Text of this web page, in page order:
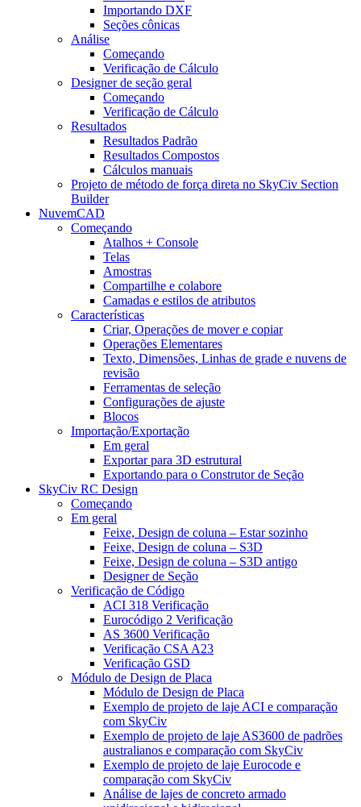
Importando DXF
Seções cônicas
Análise
Começando
Verificação de Cálculo
Designer de seção geral
Começando
Verificação de Cálculo
Resultados
Resultados Padrão
Resultados Compostos
Cálculos manuais
Projeto de método de força direta no SkyCiv Section
Builder
NuvemCAD
Começando
Atalhos + Console
Telas
Amostras
Compartilhe e colabore
Camadas e estilos de atributos
Características
Criar, Operações de mover e copiar
Operações Elementares
Texto, Dimensões, Linhas de grade e nuvens de
revisão
Ferramentas de seleção
Configurações de ajuste
Blocos
Importação/Exportação
Em geral
Exportar para 3D estrutural
Exportando para o Construtor de Seção
SkyCiv RC Design
Começando
Em geral
Feixe, Design de coluna – Estar sozinho
Feixe, Design de coluna – S3D
Feixe, Design de coluna – S3D antigo
Designer de Seção
Verificação de Código
ACI 318 Verificação
Eurocódigo 2 Verificação
AS 3600 Verificação
Verificação CSA A23
Verificação GSD
Módulo de Design de Placa
Módulo de Design de Placa
Exemplo de projeto de laje ACI e comparação
com SkyCiv
Exemplo de projeto de laje AS3600 de padrões
australianos e comparação com SkyCiv
Exemplo de projeto de laje Eurocode e
comparação com SkyCiv
Análise de lajes de concreto armado